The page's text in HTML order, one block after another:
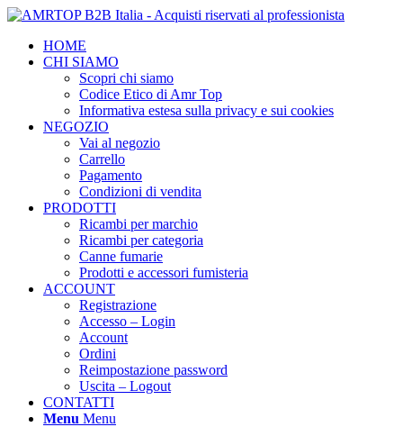
HOME
CHI SIAMO
Scopri chi siamo
Codice Etico di Amr Top
Informativa estesa sulla privacy e sui cookies
NEGOZIO
Vai al negozio
Carrello
Pagamento
Condizioni di vendita
PRODOTTI
Ricambi per marchio
Ricambi per categoria
Canne fumarie
Prodotti e accessori fumisteria
ACCOUNT
Registrazione
Accesso – Login
Account
Ordini
Reimpostazione password
Uscita – Logout
CONTATTI
Menu Menu